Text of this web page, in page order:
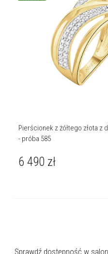
Pierścionek z żółtego złota z
- próba 585
6 490 zł
Sprawdź dostępność w